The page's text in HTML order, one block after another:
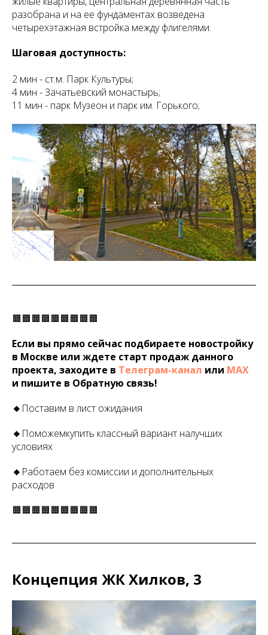
разобрана и на ее фундаментах возведена
четырехэтажная встройка между флигелями.
Шаговая доступность:
2 мин - ст.м. Парк Культуры;
4 мин - Зачатьевский монастырь;
11 мин - парк Музеон и парк им. Горького;
🟧🟧🟧🟧🟧🟧🟧🟧🟧
Если вы прямо сейчас подбираете новостройку
в Москве или ждете старт продаж данного
проекта, заходите в Телеграм-канал или МАХ
и пишите в Обратную связь!
🔸 Поставим в лист ожидания
🔸 Поможемкупить классный вариант налучших
условиях
🔸 Работаем без комиссии и дополнительных
расходов
🟧🟧🟧🟧🟧🟧🟧🟧🟧
Концепция ЖК Хилков, 3